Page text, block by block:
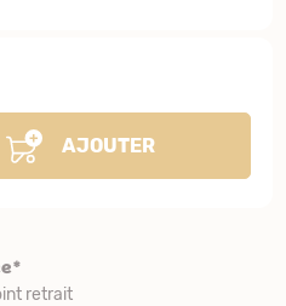
AJOUTER
retrait